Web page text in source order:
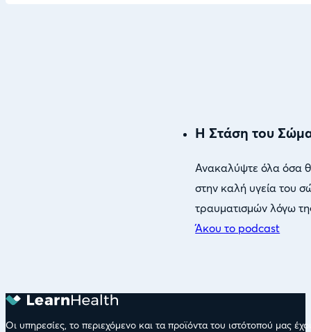
Η Στάση του
Ανακαλύψτε όλα όσα
στην καλή υγεία του
τραυματισμών λόγω
Άκου το podcast
Οι υπηρεσίες, το περιεχόμενο και τα προϊόντα του ιστότοπού μας